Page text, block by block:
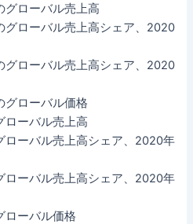
グローバル売上高
グローバル売上高シェア、2020
グローバル売上高シェア、2020
グローバル価格
ローバル売上高
ローバル売上高シェア、2020年
ローバル売上高シェア、2020年
ローバル価格